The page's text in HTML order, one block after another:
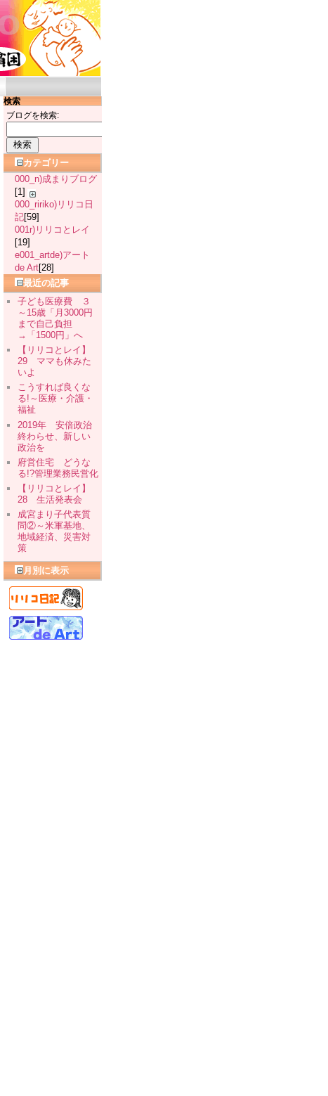
検索
ブログを検索:
カテゴリー
000_n)成まりブログ
[1]
000_ririko)リリコ日
記[59]
001r)リリコとレイ
[19]
e001_artde)アート
de Art[28]
最近の記事
子ども医療費 ３
～15歳「月3000円
まで自己負担
→「1500円」へ
【リリコとレイ】
29 ママも休みた
いよ
こうすれば良くな
る!～医療・介護・
福祉
2019年 安倍政治
終わらせ、新しい
政治を
府営住宅 どうな
る!?管理業務民営化
【リリコとレイ】
28 生活発表会
成宮まり子代表質
問②～米軍基地、
地域経済、災害対
策
月別に表示